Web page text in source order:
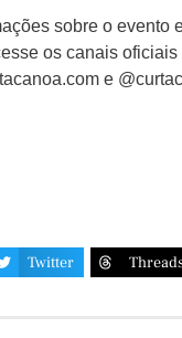
sobre o evento
os canais
e
Twitter